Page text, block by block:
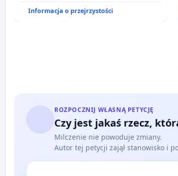
Informacja o przejrzystości
ROZPOCZNIJ WŁASNĄ PETYCJĘ
Czy jest jakaś rzecz,
Milczenie nie powoduje zmiany.
Autor tej petycji zajął stanowisko i